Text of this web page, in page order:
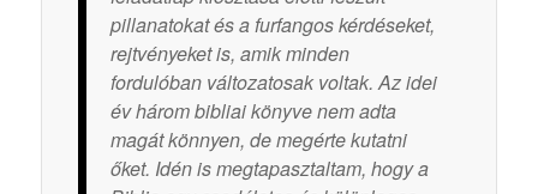
pillanatokat és a furfangos kérdéseket,
rejtvényeket is, amik minden
fordulóban változatosak voltak. Az idei
év három bibliai könyve nem adta
magát könnyen, de megérte kutatni
őket. Idén is megtapasztaltam, hogy a